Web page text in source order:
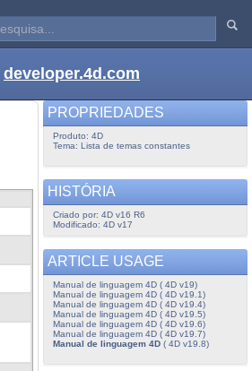
developer.4d.com
PROPRIEDADES
Produto: 4D
Tema: Lista de temas constantes
HISTÓRIA
Criado por: 4D v16 R6
Modificado: 4D v17
ARTICLE USAGE
Manual de linguagem 4D ( 4D v19)
Manual de linguagem 4D ( 4D v19.1)
Manual de linguagem 4D ( 4D v19.4)
Manual de linguagem 4D ( 4D v19.5)
Manual de linguagem 4D ( 4D v19.6)
Manual de linguagem 4D ( 4D v19.7)
Manual de linguagem 4D( 4D v19.8)